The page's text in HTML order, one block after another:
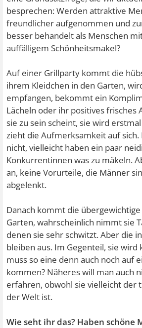
besprechen: Werden attraktive
freundlicher aufgenommen und
besser behandelt als Menschen
auffälligem Schönheitsmakel?
Auf einer Grillparty kommt die
ihrem Kleidchen in den Garten,
empfangen, bekommt ein
Lächeln oder ihr positives frisches
sie zu sein scheint, sie wird
zieht die Aufmerksamkeit auf sich.
nicht, vielleicht haben ein paar
Konkurrentinnen was zu mäkeln.
an, keine Vorurteile, die Männer
abgelenkt.
Danach kommt die
Garten, wahrscheinlich nimmt sie
denen sie sehr schwitzt. Aber die
bleiben aus. Im Gegenteil, sie
muss so eine denn auch noch auf
kommen? Näheres will man auch
erfahren, obwohl sie vielleicht der
der Welt ist.
Wie seht ihr das? Haben schöne